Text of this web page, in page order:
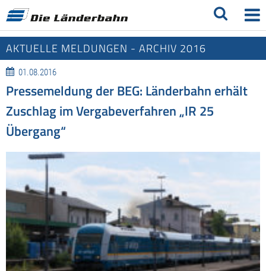
AKTUELLE MELDUNGEN - ARCHIV 2016
01.08.2016
Pressemeldung der BEG: Länderbahn erhält
Zuschlag im Vergabeverfahren „IR 25
Übergang“